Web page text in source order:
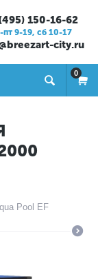
150-16-62
пт 9-19, cб 10-17
city.ru
0
Pool EF